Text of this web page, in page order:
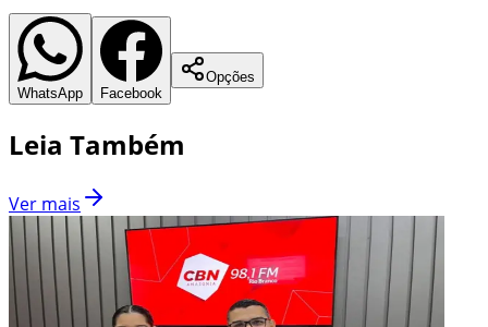
WhatsApp Facebook
Opções
Leia Também
Ver mais